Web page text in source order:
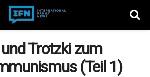
Trotzki zum
(Teil 1)